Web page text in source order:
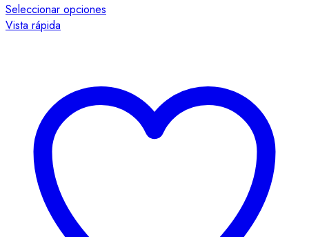
Seleccionar opciones
Las
opciones
Vista rápida